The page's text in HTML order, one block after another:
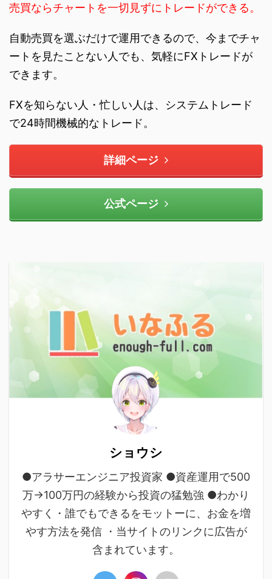
売買ならチャートを一切見ずにトレードができる。
自動売買を選ぶだけで運用できるので、今までチャ
ートを見たことない人でも、気軽にFXトレードが
できます。
FXを知らない人・忙しい人は、システムトレード
で24時間機械的なトレード。
詳細ページ
公式ページ
ショウシ
●アラサーエンジニア投資家 ●資産運用で500
万→100万円の経験から投資の猛勉強 ●わかり
やすく・誰でもできるをモットーに、お金を増
やす方法を発信 ・当サイトのリンクに広告が
含まれています。